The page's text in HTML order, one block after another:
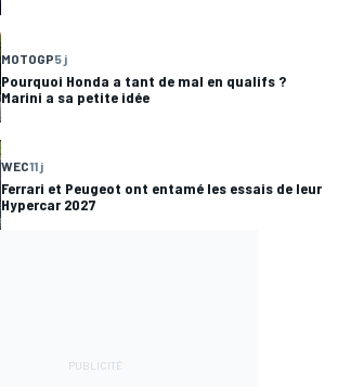
MOTOGP5 j
Pourquoi Honda a tant de mal en qualifs ?
Marini a sa petite idée
WEC11 j
Ferrari et Peugeot ont entamé les essais de leur
Hypercar 2027